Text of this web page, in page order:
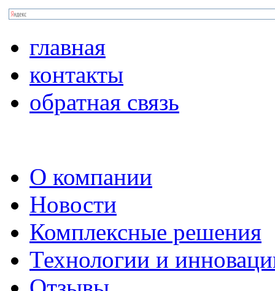
главная
контакты
обратная связь
О компании
Новости
Комплексные решения
Технологии и